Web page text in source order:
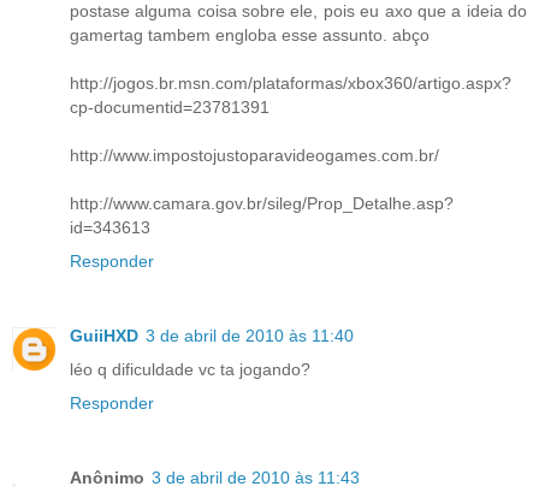
postase alguma coisa sobre ele, pois eu axo que a ideia do
gamertag tambem engloba esse assunto. abço
http://jogos.br.msn.com/plataformas/xbox360/artigo.aspx?
cp-documentid=23781391
http://www.impostojustoparavideogames.com.br/
http://www.camara.gov.br/sileg/Prop_Detalhe.asp?
id=343613
Responder
GuiiHXD 3 de abril de 2010 às 11:40
léo q dificuldade vc ta jogando?
Responder
Anônimo 3 de abril de 2010 às 11:43